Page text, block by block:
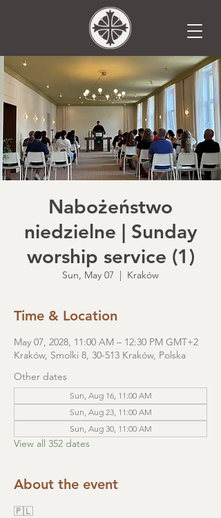
Nabożeństwo
niedzielne | Sunday
worship service (1)
Sun, May 07
  |
Kraków
Time & Location
May 07, 2028, 11:00 AM – 12:30 PM GMT+2
Kraków, Smolki 8, 30-513 Kraków, Polska
Other dates
Sun, Aug 16, 11:00 AM
Sun, Aug 23, 11:00 AM
Sun, Aug 30, 11:00 AM
View all 352 dates
About the event
🇵🇱